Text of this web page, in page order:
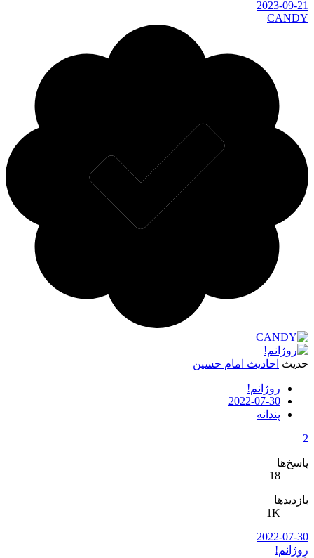
2023-09-
احادیث امام حسین
روژانم!
2022-07-30
پندانه
18
1K
2022-07-